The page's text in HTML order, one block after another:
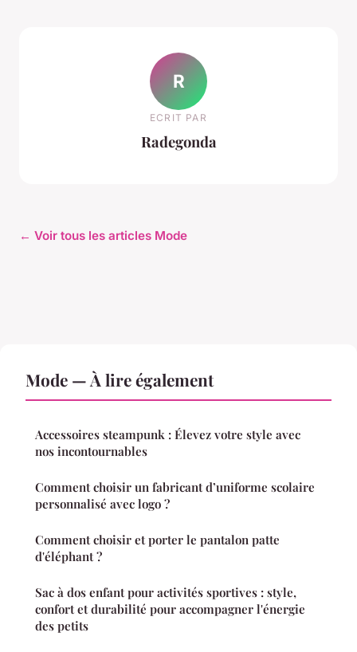
R
ECRIT PAR
Radegonda
← Voir tous les articles Mode
Mode — À lire également
Accessoires steampunk : Élevez votre style avec
nos incontournables
Comment choisir un fabricant d’uniforme scolaire
personnalisé avec logo ?
Comment choisir et porter le pantalon patte
d'éléphant ?
Sac à dos enfant pour activités sportives : style,
confort et durabilité pour accompagner l'énergie
des petits